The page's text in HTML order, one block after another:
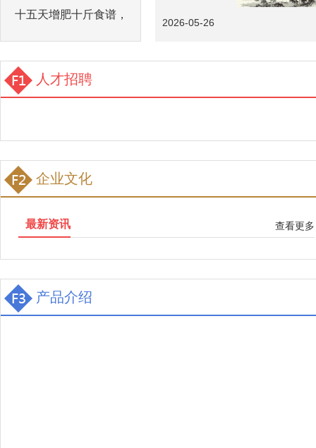
十五天增肥十斤食谱，
2026-05-26
人才招聘
企业文化
最新资讯 查看更多
产品介绍